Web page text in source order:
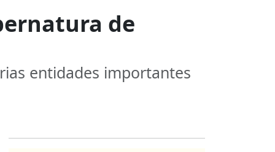
de
entidades importantes